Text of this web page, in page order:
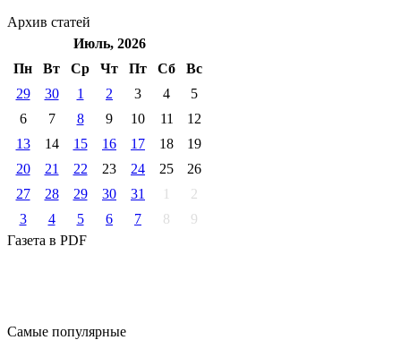
Архив статей
Июль, 2026
Пн
Вт Ср Чт Пт Cб
Вс
29
30 1 2 3 4
5
6
7 8 9 10 11
12
13
14 15 16 17 18
19
20
21 22 23 24 25
26
27
28 29 30 31 1
2
3
4 5 6 7 8
9
Газета в PDF
Самые популярные